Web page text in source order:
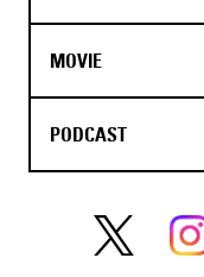
MOVIE
PODCAST